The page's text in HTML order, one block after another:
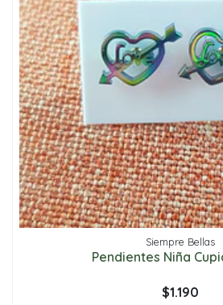
Siempre Bellas
Pendientes Niña
$1.190